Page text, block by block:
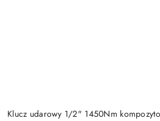
Klucz udarowy 1/2" 1450Nm